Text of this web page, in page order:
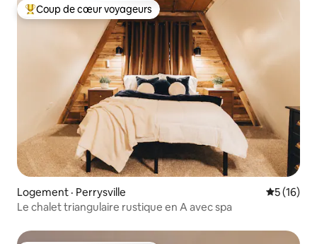
Coup de cœur voyageurs parmi les plus aimés
Coup de cœur voyageurs
Logement · Perrysville Note
5 (16)
Le chalet triangulaire rustique en A avec spa